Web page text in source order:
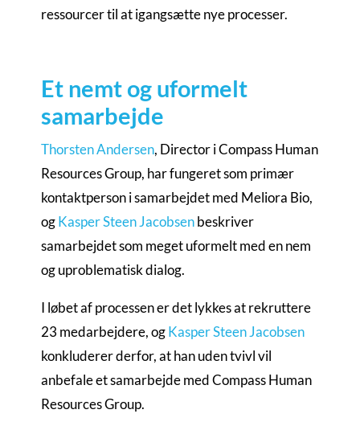
ressourcer til at igangsætte nye processer.
Et nemt og uformelt
samarbejde
Thorsten Andersen, Director i Compass Human
Resources Group, har fungeret som primær
kontaktperson i samarbejdet med Meliora Bio,
ogKasper Steen Jacobsenbeskriver
samarbejdet som meget uformelt med en nem
og uproblematisk dialog.
I løbet af processen er det lykkes at rekruttere
23 medarbejdere, ogKasper Steen Jacobsen
konkluderer derfor, at han uden tvivl vil
anbefale et samarbejde med Compass Human
Resources Group.